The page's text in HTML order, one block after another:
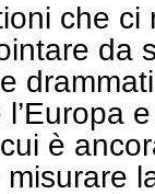
che ci
da
è